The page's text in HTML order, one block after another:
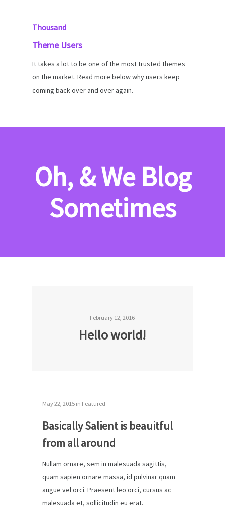
Thousand
Theme Users
It takes a lot to be one of the most trusted themes
on the market. Read more below why users keep
coming back over and over again.
Oh, & We Blog
Sometimes
February 12, 2016
Hello world!
May 22, 2015 in Featured
Basically Salient is beauitful
from all around
Nullam ornare, sem in malesuada sagittis,
quam sapien ornare massa, id pulvinar quam
augue vel orci. Praesent leo orci, cursus ac
malesuada et, sollicitudin eu erat.